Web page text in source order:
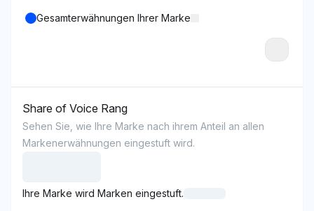
Gesamterwähnungen Ihrer Marke
Share of Voice Rang
Sehen Sie, wie Ihre Marke nach ihrem Anteil an allen
Markenerwähnungen eingestuft wird.
Ihre Marke wird Marken eingestuft.